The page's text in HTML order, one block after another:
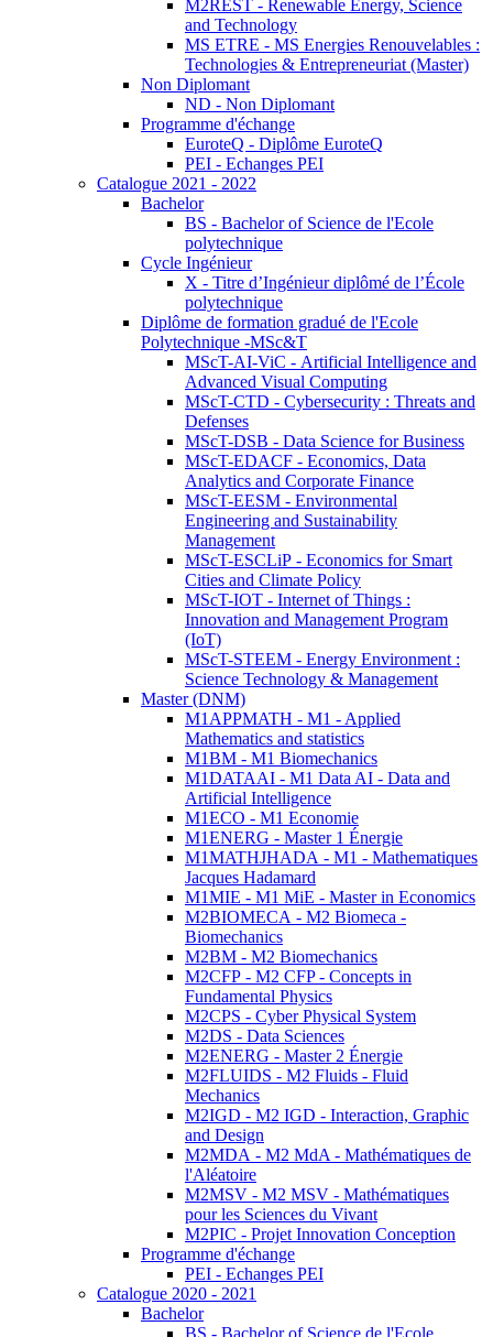
M2REST - Renewable Energy, Science
and Technology
MS ETRE - MS Energies Renouvelables :
Technologies & Entrepreneuriat (Master)
Non Diplomant
ND - Non Diplomant
Programme d'échange
EuroteQ - Diplôme EuroteQ
PEI - Echanges PEI
Catalogue 2021 - 2022
Bachelor
BS - Bachelor of Science de l'Ecole
polytechnique
Cycle Ingénieur
X - Titre d’Ingénieur diplômé de l’École
polytechnique
Diplôme de formation gradué de l'Ecole
Polytechnique -MSc&T
MScT-AI-ViC - Artificial Intelligence and
Advanced Visual Computing
MScT-CTD - Cybersecurity : Threats and
Defenses
MScT-DSB - Data Science for Business
MScT-EDACF - Economics, Data
Analytics and Corporate Finance
MScT-EESM - Environmental
Engineering and Sustainability
Management
MScT-ESCLiP - Economics for Smart
Cities and Climate Policy
MScT-IOT - Internet of Things :
Innovation and Management Program
(IoT)
MScT-STEEM - Energy Environment :
Science Technology & Management
Master (DNM)
M1APPMATH - M1 - Applied
Mathematics and statistics
M1BM - M1 Biomechanics
M1DATAAI - M1 Data AI - Data and
Artificial Intelligence
M1ECO - M1 Economie
M1ENERG - Master 1 Énergie
M1MATHJHADA - M1 - Mathematiques
Jacques Hadamard
M1MIE - M1 MiE - Master in Economics
M2BIOMECA - M2 Biomeca -
Biomechanics
M2BM - M2 Biomechanics
M2CFP - M2 CFP - Concepts in
Fundamental Physics
M2CPS - Cyber Physical System
M2DS - Data Sciences
M2ENERG - Master 2 Énergie
M2FLUIDS - M2 Fluids - Fluid
Mechanics
M2IGD - M2 IGD - Interaction, Graphic
and Design
M2MDA - M2 MdA - Mathématiques de
l'Aléatoire
M2MSV - M2 MSV - Mathématiques
pour les Sciences du Vivant
M2PIC - Projet Innovation Conception
Programme d'échange
PEI - Echanges PEI
Catalogue 2020 - 2021
Bachelor
BS - Bachelor of Science de l'Ecole